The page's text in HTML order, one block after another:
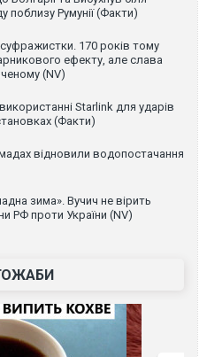
поблизу Румунії (Факти)
170 років тому
ефекту, але слава
(NV)
Starlink для ударів
(Факти)
відновили водопостачання
зима». Вучич не вірить
РФ проти України (NV)